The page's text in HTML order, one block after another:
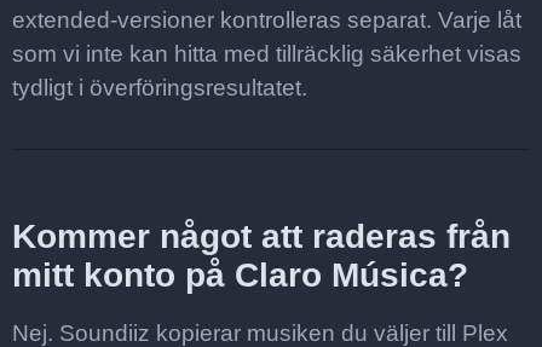
extended-versioner kontrolleras separat. Varje låt
som vi inte kan hitta med tillräcklig säkerhet visas
tydligt i överföringsresultatet.
Kommer något att raderas från
mitt konto på Claro Música?
Nej. Soundiiz kopierar musiken du väljer till Plex